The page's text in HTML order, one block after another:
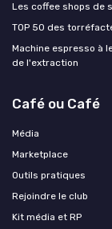
Les coffee shops de
TOP 50 des
Machine espresso à
de l'extraction
Café ou Café
Média
Marketplace
Outils pratiques
Rejoindre le club
Kit média et RP